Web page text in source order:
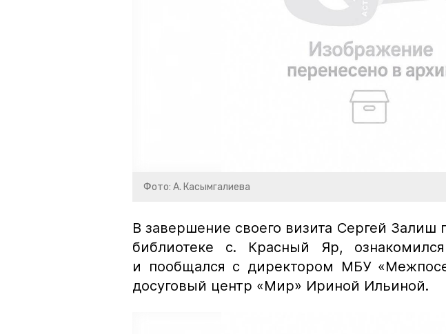
Фото: А. Касымгалиева
В завершение своего визита Сергей Залиш
библиотеке с. Красный Яр,
и пообщался с директором МБУ
досуговый центр «Мир» Ириной Ильиной.